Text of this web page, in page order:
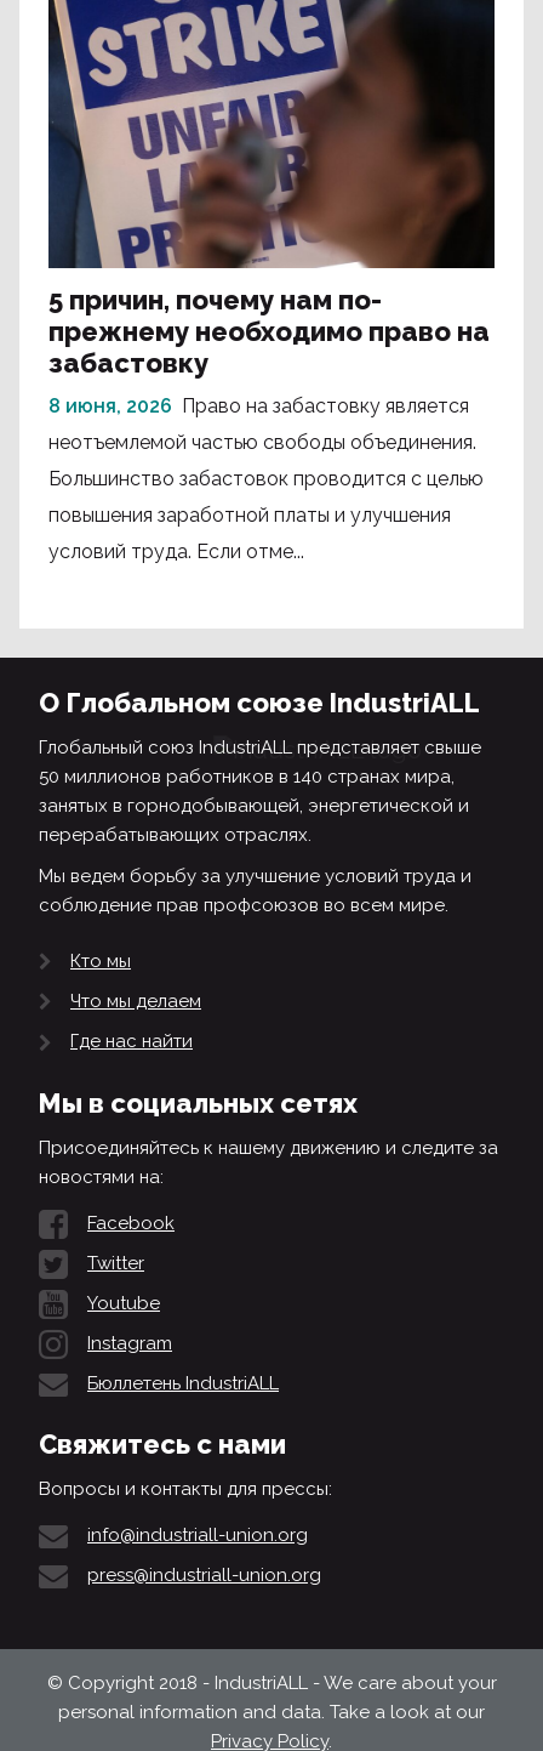
5 причин, почему нам по-
прежнему необходимо право на
забастовку
8 июня, 2026
Право на забастовку является
неотъемлемой частью свободы объединения.
Большинство забастовок проводится с целью
повышения заработной платы и улучшения
условий труда. Если отме...
О Глобальном союзе IndustriALL
Глобальный союз IndustriALL представляет свыше
50 миллионов работников в 140 странах мира,
занятых в горнодобывающей, энергетической и
перерабатывающих отраслях.
Мы ведем борьбу за улучшение условий труда и
соблюдение прав профсоюзов во всем мире.
Кто мы
Что мы делаем
Где нас найти
Мы в социальных сетях
Присоединяйтесь к нашему движению и следите за
новостями на:
Facebook
Twitter
Youtube
Instagram
Бюллетень IndustriALL
Свяжитесь с нами
Вопросы и контакты для прессы:
info@industriall-union.org
press@industriall-union.org
© Copyright 2018 - IndustriALL - We care about your
personal information and data. Take a look at our
Privacy Policy.